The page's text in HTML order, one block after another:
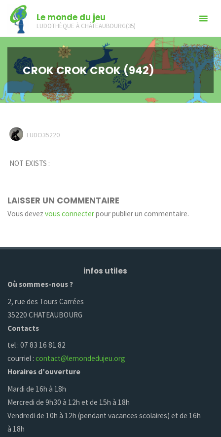
content
Le monde du jeu
LUDOTHÈQUE À CHÂTEAUBOURG(35)
CROK CROK CROK (942)
LUDO35220
NOT EXISTS :
LAISSER UN COMMENTAIRE
Vous devezvous connecterpour publier un commentaire.
infos utiles
Où sommes-nous ?
2, rue des Tours Carrées
35220 CHATEAUBOURG
Contacts
tel : 07 83 16 81 82
courriel :contact@lemondedujeu.org
Horaires d’ouverture
Mardi de 16h à 18h
Mercredi de 9h30 à 12h et de 15h à 18h
Vendredi de 10h à 12h (pendant vacances scolaires) et de 16h
à 18h